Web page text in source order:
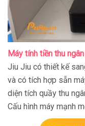
Máy tính tiền thu ngân
Jiu Jiu có thiết kế
và có tích hợp sẵn
diện tích quầy thu
Cấu hình máy mạnh